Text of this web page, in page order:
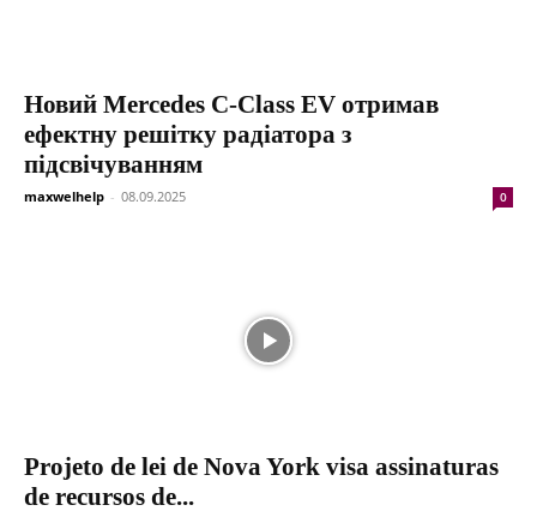
Новий Mercedes C-Class EV отримав
ефектну решітку радіатора з
підсвічуванням
maxwelhelp - 08.09.2025 0
Projeto de lei de Nova York visa assinaturas
de recursos de...